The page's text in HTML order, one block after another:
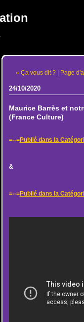
« Ça vous dit ?| Page
24/10/2020
Maurice Barrès et
(France Culture)
=--=Publié dans la
&
=--=Publié dans la